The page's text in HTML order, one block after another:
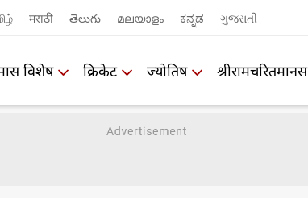
मराठी తెలుగు മലയാളം ಕನ್ನಡ ગુજરાતી
विशेष क्रिकेट ज्योतिष श्रीरामचरितमानस